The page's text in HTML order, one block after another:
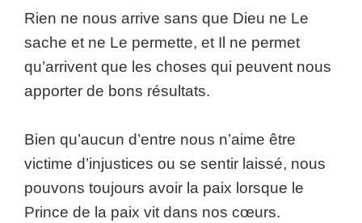
Rien ne nous arrive sans que Dieu ne Le
sache et ne Le permette, et Il ne permet
qu’arrivent que les choses qui peuvent nous
apporter de bons résultats.
Bien qu’aucun d’entre nous n’aime être
victime d’injustices ou se sentir laissé, nous
pouvons toujours avoir la paix lorsque le
Prince de la paix vit dans nos cœurs.